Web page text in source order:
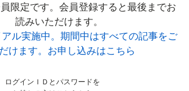
限定です。会員登録すると最後までお
読みいただけます。
ル実施中。期間中はすべての記事をご
けます。お申し込みはこちら
ログインＩＤとパスワードを